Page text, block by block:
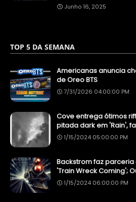
Junho 16, 2025
TOP 5 DA SEMANA
Americanas anuncia
de Oreo BTS
7/31/2026 04:00:00 PM
Cove entrega ótimos
pitada dark em 'Rain',
1/15/2024 05:00:00 PM
Backstrom faz
'Train Wreck Coming';
1/15/2024 06:00:00 PM